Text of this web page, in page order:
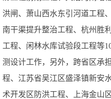
洪闸、萧山西水东引河道工程
南干渠提升整治工程、杭州胜
工程、闲林水库试验段工程等
测设计工作，另外，跨省区承
程、江苏省吴江区盛泽镇新安
术开发区防洪工程、上海金山